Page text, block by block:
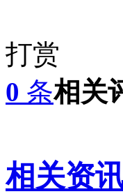
打赏
0 条相关
相关资